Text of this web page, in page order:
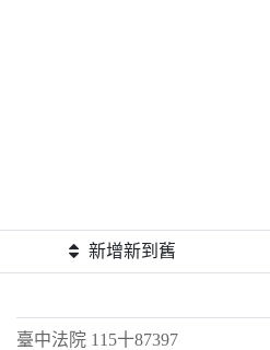
新增新到舊
臺中法院 115十87397